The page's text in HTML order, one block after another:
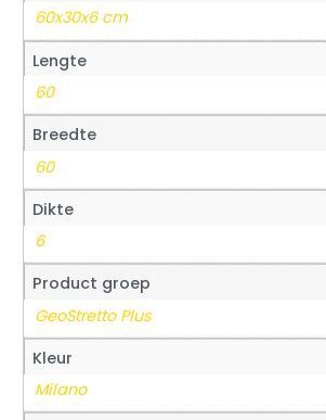
60x30x6 cm
Lengte
60
Breedte
60
Dikte
6
Product groep
GeoStretto Plus
Kleur
Milano